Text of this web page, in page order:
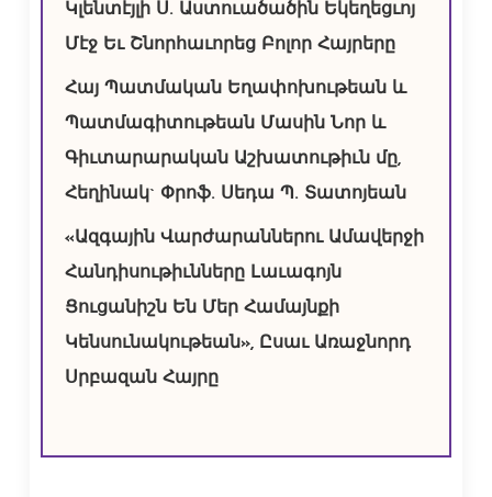
Կլենտէյլի Ս. Աստուածածին Եկեղեցւոյ
Մէջ Եւ Շնորհաւորեց Բոլոր Հայրերը
Հայ Պատմական Եղափոխութեան և
Պատմագիտութեան Մասին Նոր և
Գիւտարարական Աշխատութիւն մը,
Հեղինակ` Փրոֆ. Սեդա Պ. Տատոյեան
«Ազգային Վարժարաններու Ամավերջի
Հանդիսութիւնները Լաւագոյն
Ցուցանիշն Են Մեր Համայնքի
Կենսունակութեան», Ըսաւ Առաջնորդ
Սրբազան Հայրը